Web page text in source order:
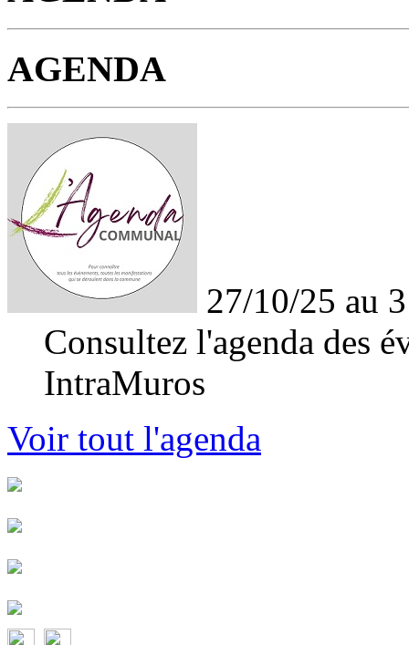
AGENDA
27/10/25 au
Consultez l'agenda des
IntraMuros
Voir tout l'agenda